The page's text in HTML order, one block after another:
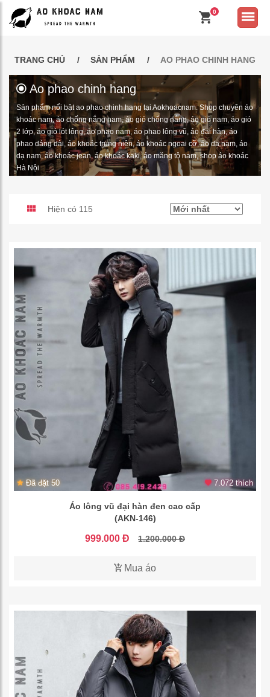
0
TRANG CHỦ SẢN PHẨM AO PHAO CHINH HANG
Ao phao chinh hang
Sản phẩm nổi bật ao phao chinh hang tại Aokhoacnam. Shop chuyên áo
khoác nam, áo chống nắng nam, áo gió chống nắng, áo gió nam, áo gió
2 lớp, áo gió lót lông, áo phao nam, áo phao lông vũ, áo đại hàn, áo
phao dáng dài, áo khoác trung niên, áo khoác ngoại cỡ, áo da nam, áo
dạ nam, áo khoác jean, áo khoác kaki, áo măng tô nam, shop áo khoác
Hà Nội
Hiện có 115
Đã đặt 50 7.072 thích
Áo lông vũ đại hàn đen cao cấp
(AKN-146)
999.000 Đ 1.200.000 Đ
Mua áo